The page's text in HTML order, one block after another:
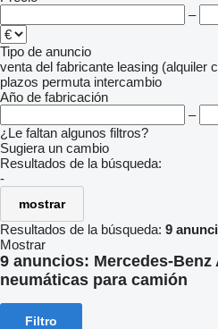
–
Tipo de anuncio
venta del fabricante leasing (alquiler
plazos permuta intercambio
Año de fabricación
–
¿Le faltan algunos filtros?
Sugiera un cambio
Resultados de la búsqueda:
-
mostrar
Resultados de la búsqueda: 9
Mostrar
9 anuncios: Mercedes-
neumáticas para camión
Filtro